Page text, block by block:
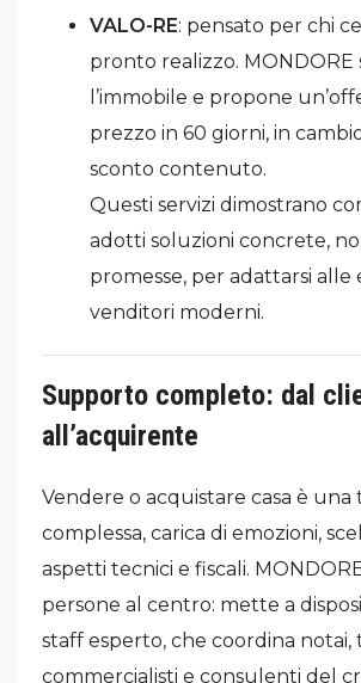
VALO-RE: pensato per chi
pronto realizzo. MONDORE
l’immobile e propone
prezzo in 60 giorni, in
sconto contenuto.
Questi servizi dimostrano
adotti soluzioni concrete,
promesse, per adattarsi alle
venditori moderni.
Supporto completo: dal
all’acquirente
Vendere o acquistare casa è una
complessa, carica di emozioni,
aspetti tecnici e fiscali.
persone al centro: mette a
staff esperto, che coordina notai,
commercialisti e consulenti del